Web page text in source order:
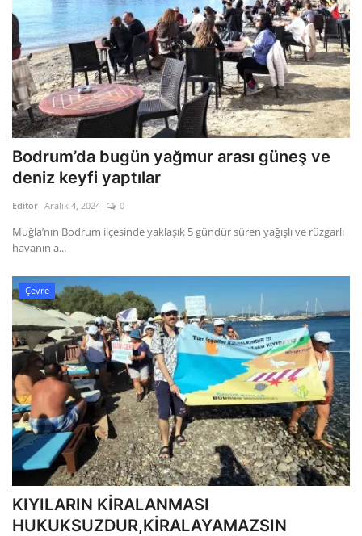
Bodrum’da bugün yağmur arası güneş ve
deniz keyfi yaptılar
Editör Aralık 4, 2024 0
Muğla’nın Bodrum ilçesinde yaklaşık 5 gündür süren yağışlı ve rüzgarlı
havanın a...
Çevre
KIYILARIN KİRALANMASI
HUKUKSUZDUR,KİRALAYAMAZSIN